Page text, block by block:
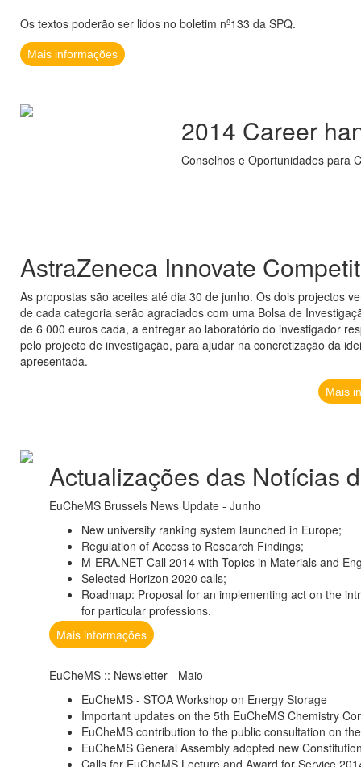
Os textos poderão ser lidos no boletim nº133 da SPQ.
Mais informações
2014 Career
Conselhos e Oportunidades para
AstraZeneca Innovate
As propostas são aceites até dia 30 de junho. Os dois projectos
de cada categoria serão agraciados com uma Bolsa de
de 6 000 euros cada, a entregar ao laboratório do investigador
pelo projecto de investigação, para ajudar na concretização da
apresentada.
Mais
Actualizações das Notícias
EuCheMS Brussels News Update - Junho
New university ranking system launched in Europe;
Regulation of Access to Research Findings;
M-ERA.NET Call 2014 with Topics in Materials and
Selected Horizon 2020 calls;
Roadmap: Proposal for an implementing act on the
for particular professions.
Mais informações
EuCheMS :: Newsletter - Maio
EuCheMS - STOA Workshop on Energy Storage
Important updates on the 5th EuCheMS Chemistry
EuCheMS contribution to the public consultation on
EuCheMS General Assembly adopted new
Calls for EuCheMS Lecture and Award for Service